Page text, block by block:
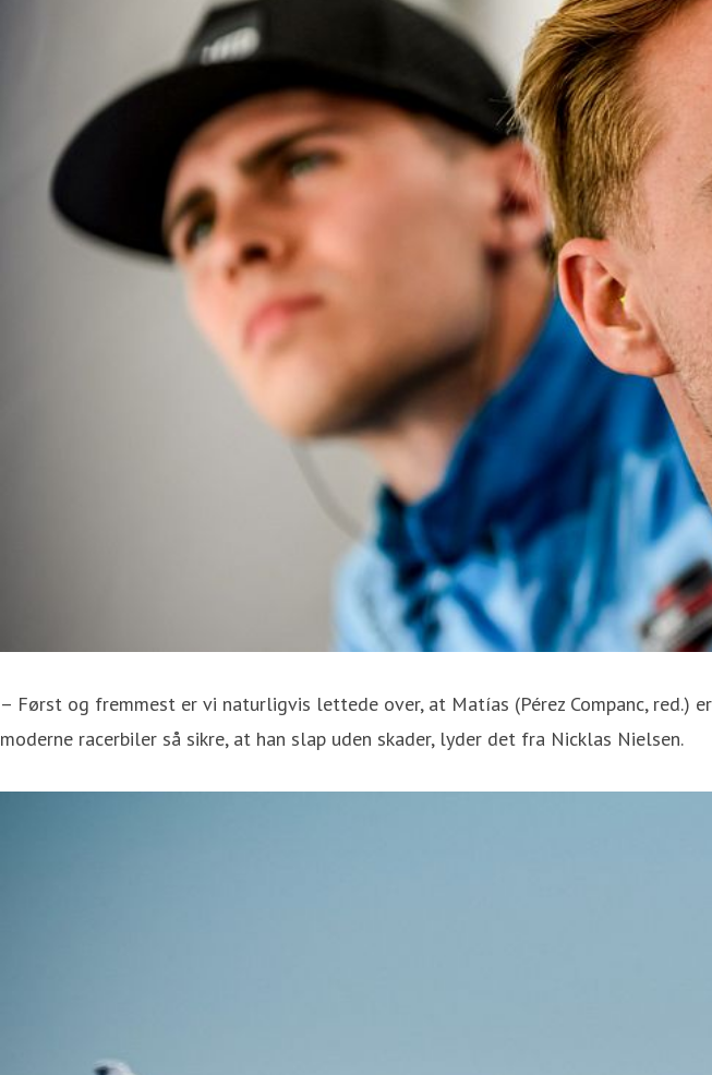
– Først og fremmest er vi naturligvis lettede over, at Matías (Pérez Companc,
moderne racerbiler så sikre, at han slap uden skader, lyder det fra Nicklas Nielsen.